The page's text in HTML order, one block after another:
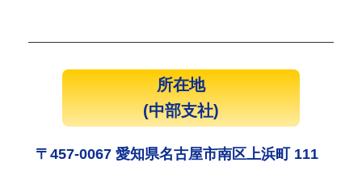
所在地
(中部支社)
〒457-0067 愛知県名古屋市南区上浜町 111